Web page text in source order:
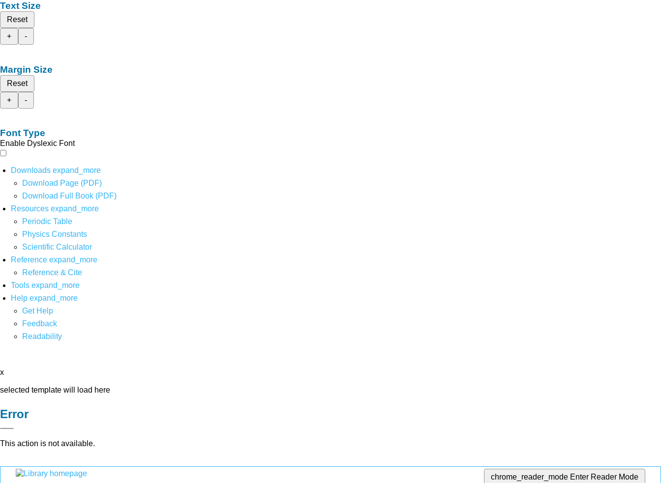
Text Size
Reset
+
-
Margin Size
Reset
+
-
Font Type
Enable Dyslexic Font
Downloads expand_more
Download Page (PDF)
Download Full Book (PDF)
Resources expand_more
Periodic Table
Physics Constants
Scientific Calculator
Reference expand_more
Reference & Cite
Tools expand_more
Help expand_more
Get Help
Feedback
Readability
x
selected template will load here
Error
This action is not available.
chrome_reader_mode Enter Reader Mode